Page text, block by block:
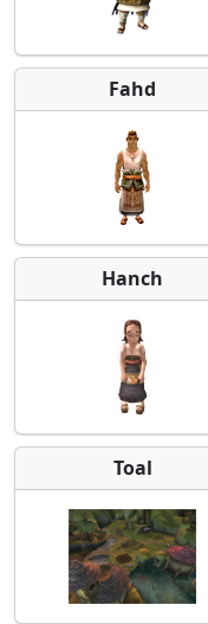
Fahd
Hanch
Toal